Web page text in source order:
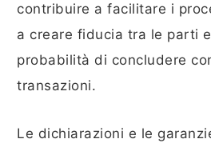
contribuire a facilitare i
a creare fiducia tra le parti
probabilità di concludere
transazioni.
Le dichiarazioni e le